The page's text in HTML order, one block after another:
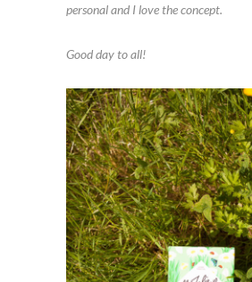
personal and I love the concept.
Good day to all!